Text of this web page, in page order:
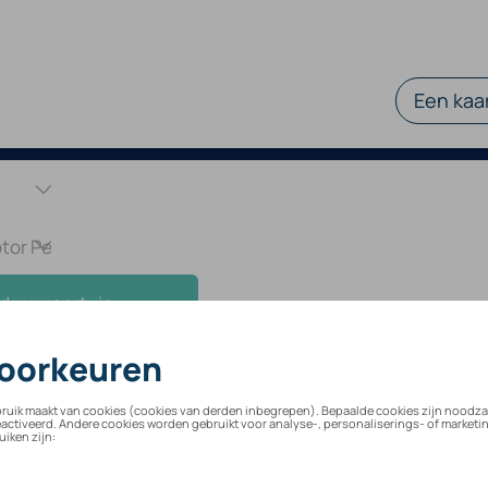
Een
uw voertuig